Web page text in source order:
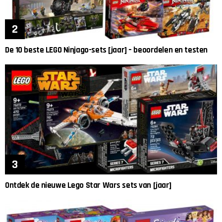
De 10 beste LEGO Ninjago-sets [jaar] – beoordelen en testen
Ontdek de nieuwe Lego Star Wars sets van [jaar]